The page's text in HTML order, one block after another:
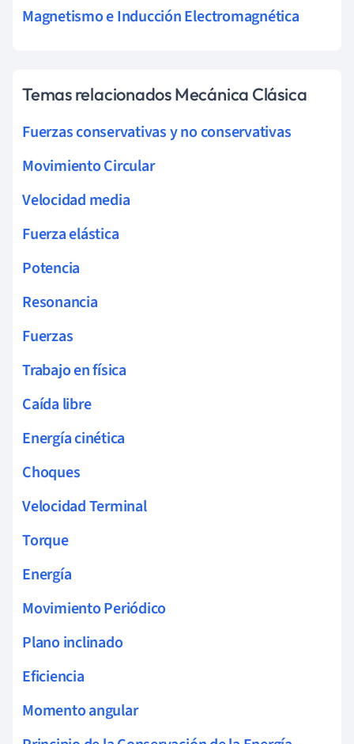
Magnetismo e Inducción Electromagnética
Temas relacionados Mecánica Clásica
Fuerzas conservativas y no conservativas
Movimiento Circular
Velocidad media
Fuerza elástica
Potencia
Resonancia
Fuerzas
Trabajo en física
Caída libre
Energía cinética
Choques
Velocidad Terminal
Torque
Energía
Movimiento Periódico
Plano inclinado
Eficiencia
Momento angular